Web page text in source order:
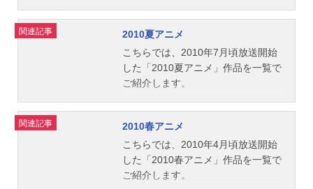
「キュアップ・ラパパ!」の魔法の言
び動き出す!作品名魔法つかいプリキ
ュア！！～MIRAIDAYS～放送形...
な九条ひかり／シャイニールミナ
づみキャラクター原案：稲上晃 川
村敏江シリーズディレクター：浜名
孝行シリーズ構成：成田良美キャラ
クターデザイン：中嶋敦子音楽：佐
藤直紀アニメーション制作：東映ア
作：2023キボウノチカラオトナプリ
キュア製作委員会主題歌OP：「と
き...
関連記事
2010夏アニメ
こちらでは、2010年7月頃放送開始
した「2010夏アニメ」作品を一覧で
ご紹介します。
関連記事
2010春アニメ
こちらでは、2010年4月頃放送開始
した「2010春アニメ」作品を一覧で
ご紹介します。